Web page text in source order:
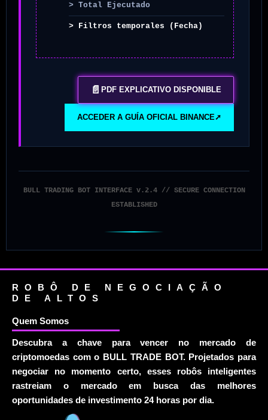
> Total Ejecutado
> Filtros temporales (Fecha)
📄 PDF EXPLICATIVO DISPONIBLE
ACCEDER A GUÍA OFICIAL BINANCE➚
BULL TRADING BOT INTERFACE v.2.4 // SECURE CONNECTION
ESTABLISHED
ROBÔ DE NEGOCIAÇÃO
DE ALTOS
Quem Somos
Descubra a chave para vencer no mercado de
criptomoedas com o BULL TRADE BOT. Projetados para
negociar no momento certo, esses robôs inteligentes
rastreiam o mercado em busca das melhores
oportunidades de investimento 24 horas por dia.